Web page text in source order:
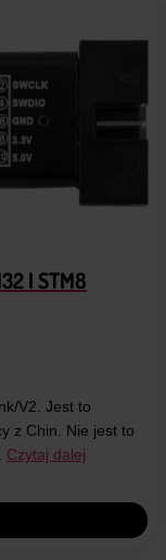
I STM8
V2. Jest to
z Chin. Nie jest to
Czytaj dalej